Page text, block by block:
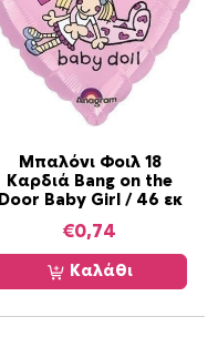
Μπαλόνι Φοιλ 18
Καρδιά Bang on the
Door Baby Girl / 46 εκ
€0,74
Καλάθι